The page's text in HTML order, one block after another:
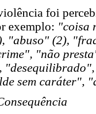
foi
exemplo: "coisa
"abuso" (2),
"não
sem caráter",